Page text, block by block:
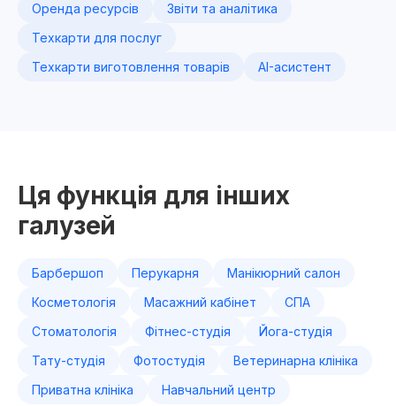
Оренда ресурсів
Звіти та аналітика
Техкарти для послуг
Техкарти виготовлення товарів
AI-асистент
Ця функція для інших
галузей
Барбершоп Перукарня
Манікюрний салон
Косметологія
Масажний кабінет
СПА
Стоматологія
Фітнес-студія
Йога-студія
Тату-студія
Фотостудія
Ветеринарна клініка
Приватна клініка
Навчальний центр